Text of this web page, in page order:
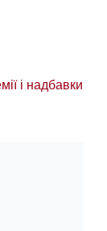
і надбавки